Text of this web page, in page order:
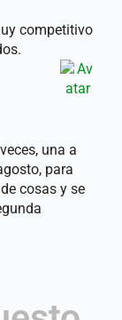
competitivo
una a
para
cosas y se